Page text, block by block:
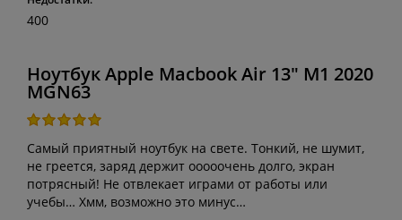
400
Ноутбук Apple Macbook Air 13" M1 2020
MGN63
Самый приятный ноутбук на свете. Тонкий, не шумит,
не греется, заряд держит ооооочень долго, экран
потрясный! Не отвлекает играми от работы или
учебы… Хмм, возможно это минус…